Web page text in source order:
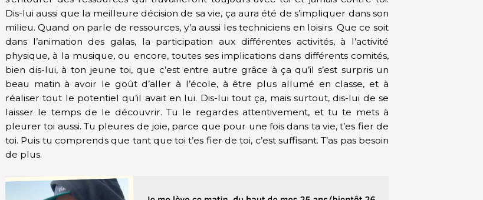
Dis-lui aussi que la meilleure décision de sa vie, ça aura été de s’impliquer dans son
milieu. Quand on parle de ressources, y’a aussi les techniciens en loisirs. Que ce soit
dans l’animation des galas, la participation aux différentes activités, à l’activité
physique, à la musique, ou encore, toutes ses implications dans différents comités,
bien dis-lui, à ton jeune toi, que c’est entre autre grâce à ça qu’il s’est surpris un
beau matin à avoir le goût d’aller à l’école, à être plus allumé en classe, et à
réaliser tout le potentiel qu’il avait en lui. Dis-lui tout ça, mais surtout, dis-lui de se
laisser le temps de le découvrir. Tu le regardes attentivement, et tu te mets à
pleurer toi aussi. Tu pleures de joie, parce que pour une fois dans ta vie, t’es fier de
toi. Puis tu comprends que tant que toi t’es fier de toi, c’est suffisant. T’as pas besoin
de plus.